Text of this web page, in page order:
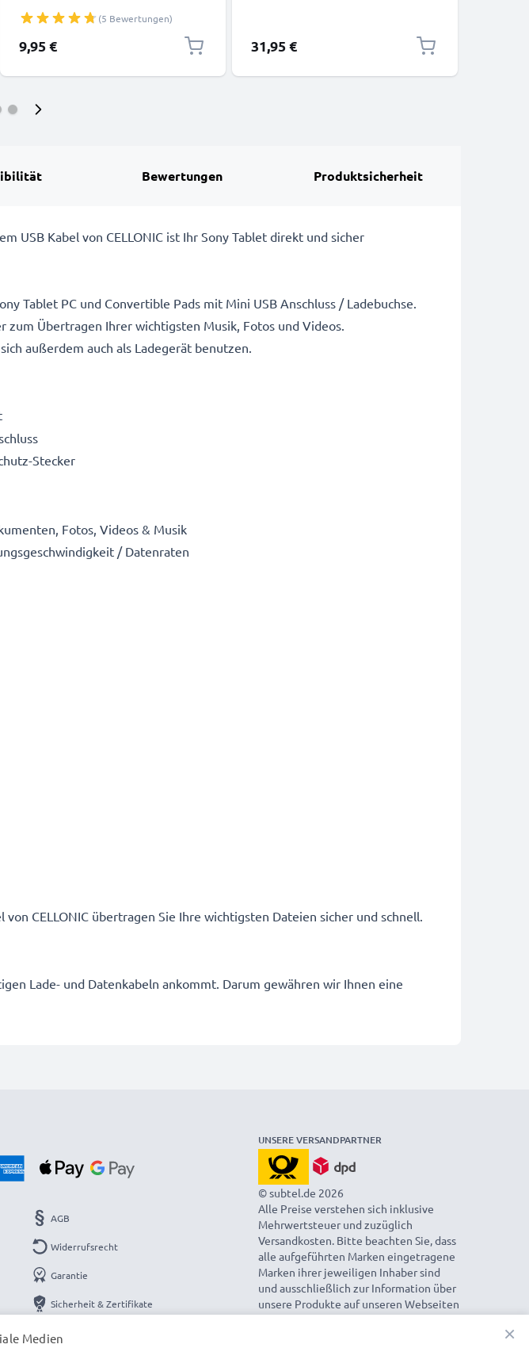
Netzteil
(5 Bewertungen)
9,95 €
Lautsprecher, Smartwatch uvm. -
2x 20W PD USB Schnellladegeräte in
31,95 €
Bewertungen Produktsicherheit
USB Kabel von CELLONIC ist Ihr Sony Tablet direkt und sicher
Tablet PC und Convertible Pads mit Mini USB Anschluss / Ladebuchse.
Übertragen Ihrer wichtigsten Musik, Fotos und Videos.
außerdem auch als Ladegerät benutzen.
Stecker
Fotos, Videos & Musik
/ Datenraten
CELLONIC übertragen Sie Ihre wichtigsten Dateien sicher und schnell.
Lade- und Datenkabeln ankommt. Darum gewähren wir Ihnen eine
AGB
Widerrufsrecht
Garantie
Sicherheit & Zertifikate
UNSERE VERSANDPARTNER
© subtel.de 2026
Alle Preise verstehen sich inklusive
Mehrwertsteuer und zuzüglich
Versandkosten. Bitte beachten Sie, dass
alle aufgeführten Marken eingetragene
Marken ihrer jeweiligen Inhaber sind
und ausschließlich zur Information über
unsere Produkte auf unseren Webseiten
genannt werden.
×
Medien